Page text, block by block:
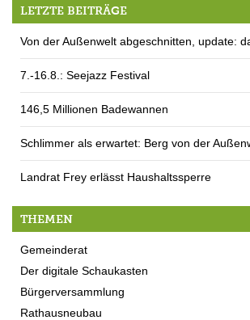
LETZTE BEITRÄGE
Von der Außenwelt abgeschnitten, update:
7.-16.8.: Seejazz Festival
146,5 Millionen Badewannen
Schlimmer als erwartet: Berg von der
Landrat Frey erlässt Haushaltssperre
THEMEN
Gemeinderat
Der digitale Schaukasten
Bürgerversammlung
Rathausneubau